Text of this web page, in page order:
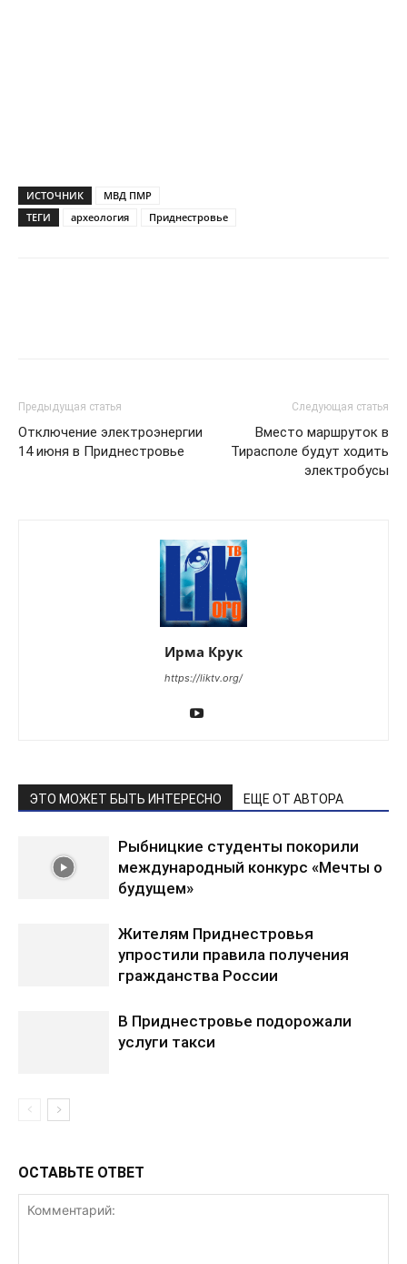
ИСТОЧНИК
МВД ПМР
ТЕГИ
археология Приднестровье
Предыдущая статья
Отключение электроэнергии
14 июня в Приднестровье
Следующая статья
Вместо маршруток в
Тирасполе будут ходить
электробусы
Ирма Крук
https://liktv.org/
ЭТО МОЖЕТ БЫТЬ ИНТЕРЕСНО ЕЩЕ ОТ АВТОРА
Рыбницкие студенты покорили
международный конкурс «Мечты о
будущем»
Жителям Приднестровья
упростили правила получения
гражданства России
В Приднестровье подорожали
услуги такси
ОСТАВЬТЕ ОТВЕТ